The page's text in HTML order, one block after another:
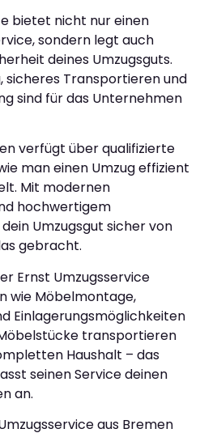
bietet nicht nur einen
sondern legt auch
deines Umzugsguts.
sicheres Transportieren und
sind für das Unternehmen
verfügt über qualifizierte
man einen Umzug effizient
Mit modernen
hochwertigem
Umzugsgut sicher von
gebracht.
Ernst Umzugsservice
wie Möbelmontage,
Einlagerungsmöglichkeiten
transportieren
Haushalt – das
seinen Service deinen
an.
aus Bremen